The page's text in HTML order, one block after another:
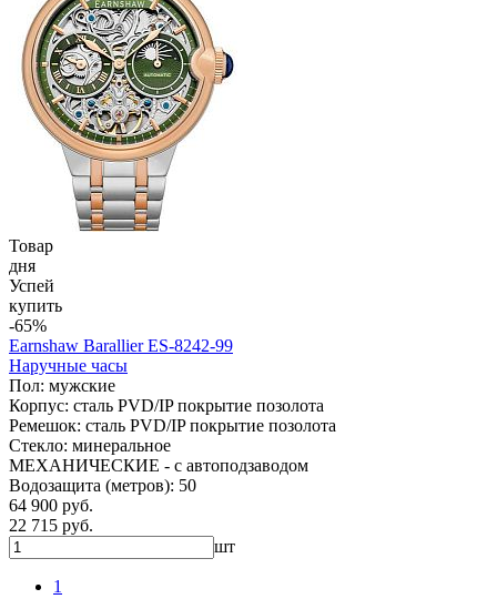
Товар
дня
Успей
купить
-65%
Earnshaw Barallier ES-8242-99
Наручные часы
Пол: мужские
Корпус: сталь PVD/IP покрытие позолота
Ремешок: сталь PVD/IP покрытие позолота
Стекло: минеральное
МЕХАНИЧЕСКИЕ - с автоподзаводом
Водозащита (метров): 50
64 900 руб.
22 715 руб.
шт
1